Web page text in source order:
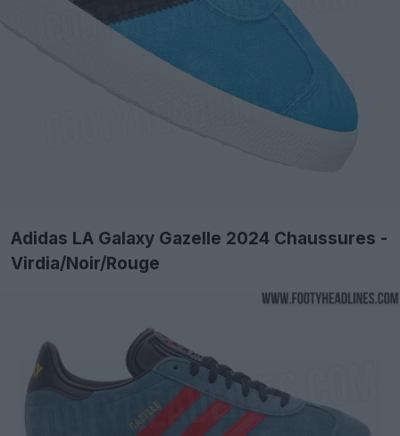
Adidas LA Galaxy Gazelle 2024 Chaussures -
Virdia/Noir/Rouge